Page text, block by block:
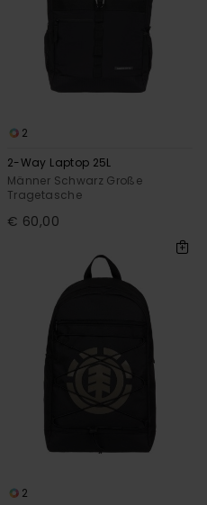
2
2-Way Laptop 25L
Männer Schwarz Große
Tragetasche
€ 60,00
2